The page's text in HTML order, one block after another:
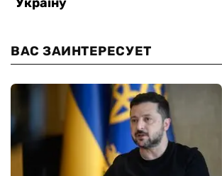
ВАС ЗАИНТЕРЕСУЕТ